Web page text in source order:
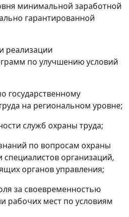
минимальной заработной
гарантированной
реализации
по улучшению условий
государственному
на региональном уровне;
служб охраны труда;
по вопросам охраны
специалистов организаций,
органов управления;
за своевременностью
рабочих мест по условиям